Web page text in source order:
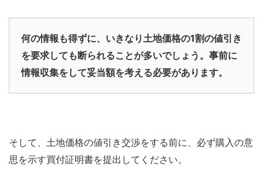
何の情報も得ずに、いきなり土地価格の1割の値引き
を要求しても断られることが多いでしょう。事前に
情報収集をして妥当額を考える必要があります。
そして、土地価格の値引き交渉をする前に、必ず購入の意
思を示す買付証明書を提出してください。